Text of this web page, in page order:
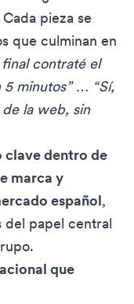
pieza se
que culminan en
final contraté el
minutos” … “Sí,
la web, sin
clave dentro de
marca y
español,
del papel central
que